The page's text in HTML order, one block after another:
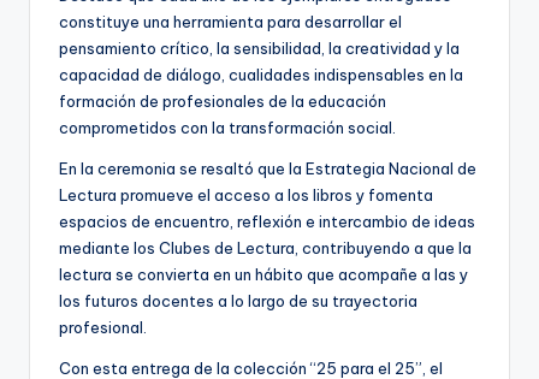
constituye una herramienta para desarrollar el
pensamiento crítico, la sensibilidad, la creatividad y la
capacidad de diálogo, cualidades indispensables en la
formación de profesionales de la educación
comprometidos con la transformación social.
En la ceremonia se resaltó que la Estrategia Nacional de
Lectura promueve el acceso a los libros y fomenta
espacios de encuentro, reflexión e intercambio de ideas
mediante los Clubes de Lectura, contribuyendo a que la
lectura se convierta en un hábito que acompañe a las y
los futuros docentes a lo largo de su trayectoria
profesional.
Con esta entrega de la colección “25 para el 25”, el